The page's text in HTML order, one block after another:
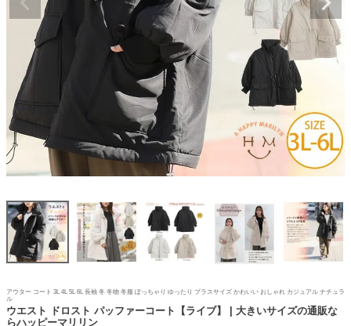
アウター コート 3L 4L 5L 6L 長袖 冬 冬物 冬服 ぽっちゃり ゆったり プラスサイズ かわいい おしゃれ カジュアル ナチュラ
ル
ウエスト ドロスト パッファーコート【ライブ】 | 大きいサイズの通販な
らハッピーマリリン